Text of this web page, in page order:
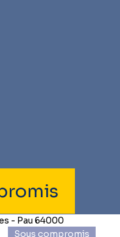
Sous compromis